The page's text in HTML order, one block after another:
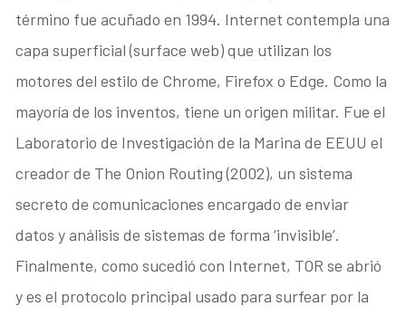
término fue acuñado en 1994. Internet contempla una
capa superficial (surface web) que utilizan los
motores del estilo de Chrome, Firefox o Edge. Como la
mayoría de los inventos, tiene un origen militar. Fue el
Laboratorio de Investigación de la Marina de EEUU el
creador de The Onion Routing (2002), un sistema
secreto de comunicaciones encargado de enviar
datos y análisis de sistemas de forma ‘invisible’.
Finalmente, como sucedió con Internet, TOR se abrió
y es el protocolo principal usado para surfear por la